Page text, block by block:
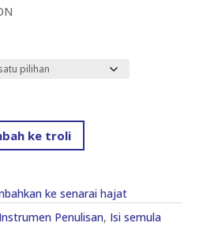
ke troli
ke senarai hajat
Instrumen Penulisan, Isi semula